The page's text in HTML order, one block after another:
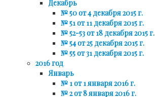
Декабрь
№ 50 от 4 декабря 2015 г.
№ 51 от 11 декабря 2015 г.
№ 52-53 от 18 декабря 2015 г.
№ 54 от 25 декабря 2015 г.
№ 55 от 31 декабря 2015 г.
2016 год
Январь
№ 1 от 1 января 2016 г.
№ 2 от 8 января 2016 г.